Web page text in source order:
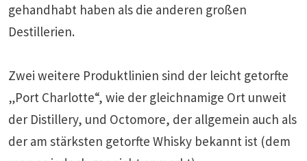
gehandhabt haben als die anderen großen
Destillerien.
Zwei weitere Produktlinien sind der leicht getorfte
„Port Charlotte“, wie der gleichnamige Ort unweit
der Distillery, und Octomore, der allgemein auch als
der am stärksten getorfte Whisky bekannt ist (dem